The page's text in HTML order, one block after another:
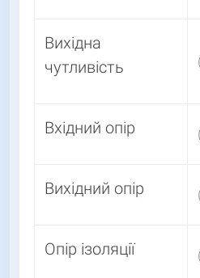
Вихідна
чутливість
Вхідний опір
Вихідний опір
Опір ізоляції